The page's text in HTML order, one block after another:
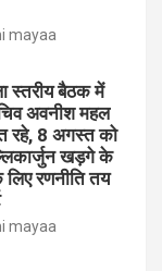
mayaa
स्तरीय बैठक में
अवनीश महल
रहे, 8 अगस्त को
खड़गे के
लिए रणनीति तय
mayaa